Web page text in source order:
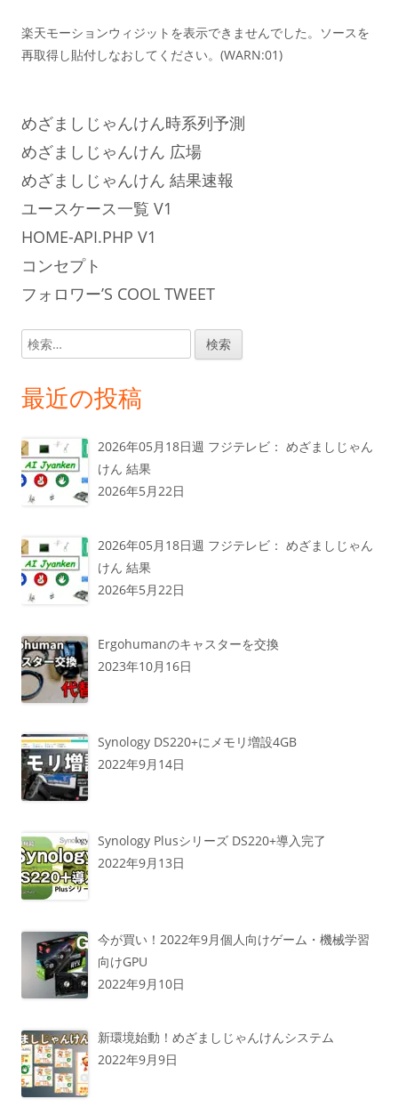
楽天モーションウィジットを表示できませんでした。ソースを
再取得し貼付しなおしてください。(WARN:01)
めざましじゃんけん時系列予測
めざましじゃんけん 広場
めざましじゃんけん 結果速報
ユースケース一覧 V1
HOME-API.PHP V1
コンセプト
フォロワー’S COOL TWEET
検
索:
最近の投稿
2026年05月18日週 フジテレビ： めざましじゃん
けん 結果
2026年5月22日
2026年05月18日週 フジテレビ： めざましじゃん
けん 結果
2026年5月22日
Ergohumanのキャスターを交換
2023年10月16日
Synology DS220+にメモリ増設4GB
2022年9月14日
Synology Plusシリーズ DS220+導入完了
2022年9月13日
今が買い！2022年9月個人向けゲーム・機械学習
向けGPU
2022年9月10日
新環境始動！めざましじゃんけんシステム
2022年9月9日